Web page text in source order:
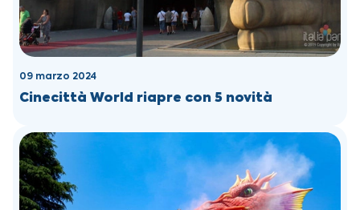
09 marzo 2024
Cinecittà World riapre con 5 novità